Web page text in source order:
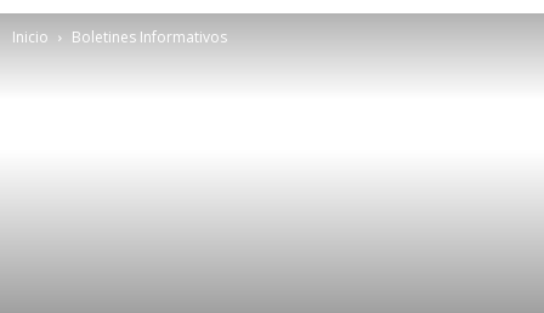
Inicio Boletines Informativos